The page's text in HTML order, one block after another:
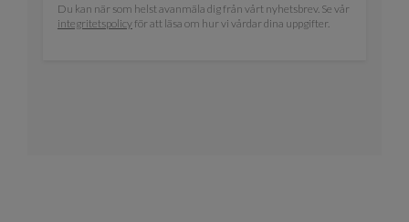
Du kan när som helst avanmäla dig från vårt nyhetsbrev. Se vår
integritetspolicyför att läsa om hur vi vårdar dina uppgifter.